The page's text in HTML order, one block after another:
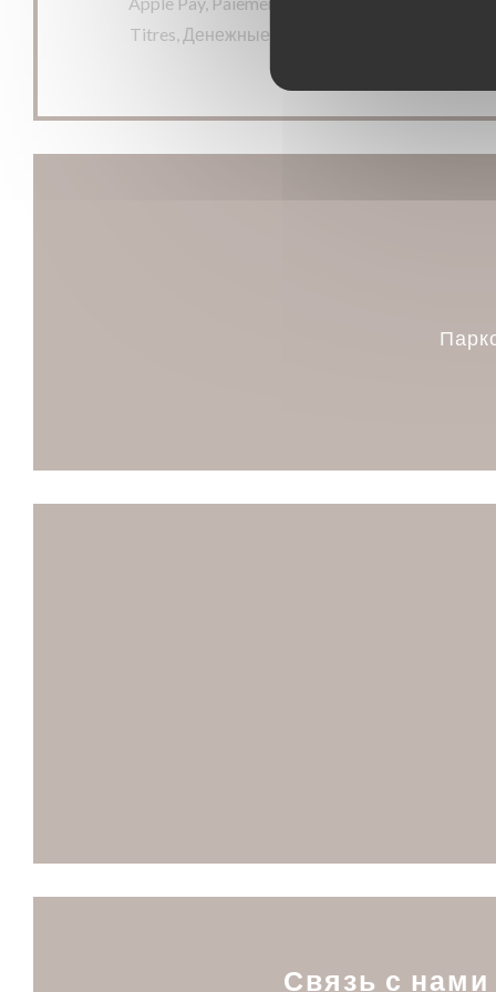
Titres, Денежные средства, виза, проверки,
Связь с нами